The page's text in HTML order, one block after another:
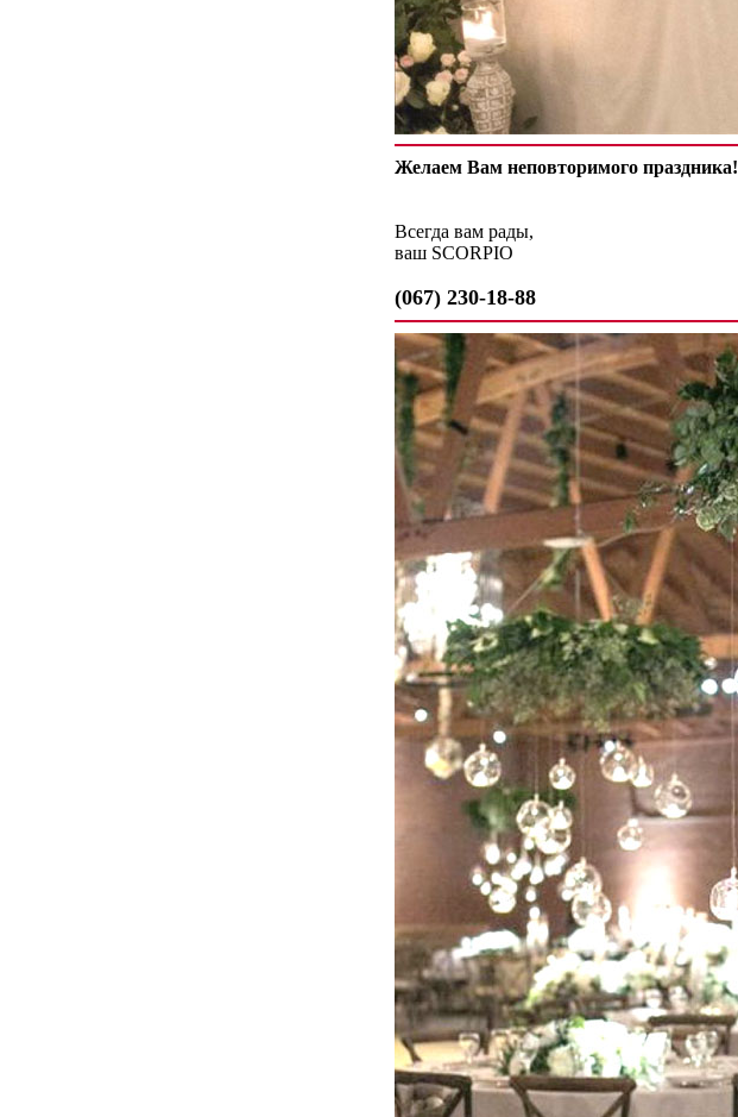
Желаем Вам неповторимого праздника!
Всегда вам рады,
ваш SCORPIO
(067) 230-18-88